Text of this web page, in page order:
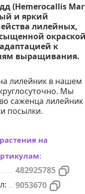
(Hemerocallis
и яркий
лилейных,
окраской
к
выращивания.
лилейник в нашем
Мы
саженца лилейник
посылки.
на
482925785
9053670